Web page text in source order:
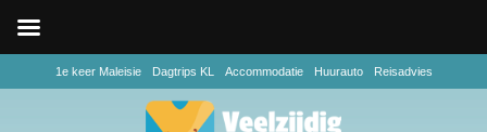
1e keer Maleisie Dagtrips KL Accommodatie Huurauto Reisadvies